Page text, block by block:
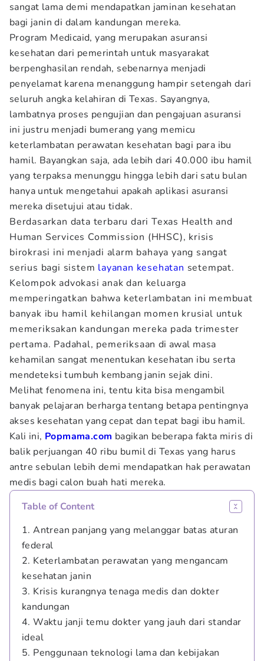
sangat lama demi mendapatkan jaminan kesehatan
bagi janin di dalam kandungan mereka.
Program Medicaid, yang merupakan asuransi
kesehatan dari pemerintah untuk masyarakat
berpenghasilan rendah, sebenarnya menjadi
penyelamat karena menanggung hampir setengah dari
seluruh angka kelahiran di Texas. Sayangnya,
lambatnya proses pengujian dan pengajuan asuransi
ini justru menjadi bumerang yang memicu
keterlambatan perawatan kesehatan bagi para ibu
hamil. Bayangkan saja, ada lebih dari 40.000 ibu hamil
yang terpaksa menunggu hingga lebih dari satu bulan
hanya untuk mengetahui apakah aplikasi asuransi
mereka disetujui atau tidak.
Berdasarkan data terbaru dari Texas Health and
Human Services Commission (HHSC), krisis
birokrasi ini menjadi alarm bahaya yang sangat
serius bagi sistem layanan kesehatan setempat.
Kelompok advokasi anak dan keluarga
memperingatkan bahwa keterlambatan ini membuat
banyak ibu hamil kehilangan momen krusial untuk
memeriksakan kandungan mereka pada trimester
pertama. Padahal, pemeriksaan di awal masa
kehamilan sangat menentukan kesehatan ibu serta
mendeteksi tumbuh kembang janin sejak dini.
Melihat fenomena ini, tentu kita bisa mengambil
banyak pelajaran berharga tentang betapa pentingnya
akses kesehatan yang cepat dan tepat bagi ibu hamil.
Kali ini, Popmama.com bagikan beberapa fakta miris di
balik perjuangan 40 ribu bumil di Texas yang harus
antre sebulan lebih demi mendapatkan hak perawatan
medis bagi calon buah hati mereka.
Table of Content
1. Antrean panjang yang melanggar batas aturan
federal
2. Keterlambatan perawatan yang mengancam
kesehatan janin
3. Krisis kurangnya tenaga medis dan dokter
kandungan
4. Waktu janji temu dokter yang jauh dari standar
ideal
5. Penggunaan teknologi lama dan kebijakan